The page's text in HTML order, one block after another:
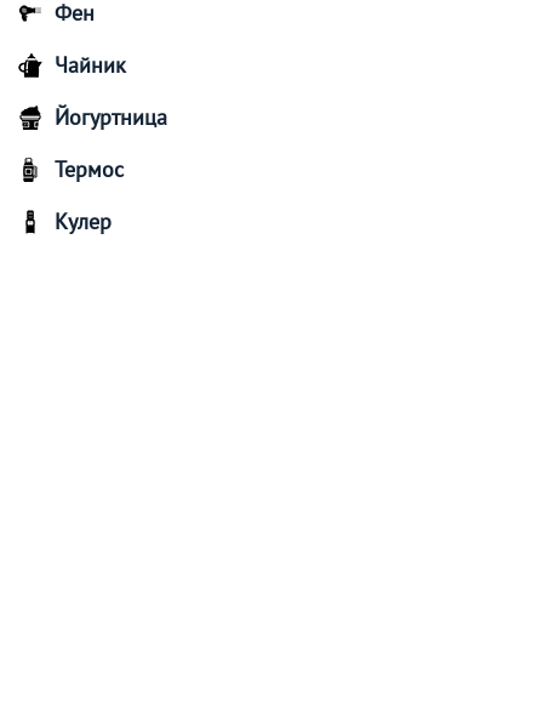
Фен
Чайник
Йогуртница
Термос
Кулер